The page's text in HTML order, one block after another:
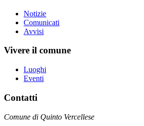
Notizie
Comunicati
Avvisi
Vivere il comune
Luoghi
Eventi
Contatti
Comune di Quinto Vercellese